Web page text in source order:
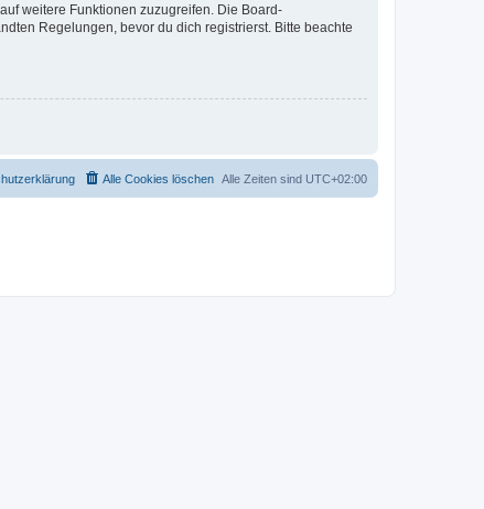
weitere Funktionen zuzugreifen. Die Board-
Regelungen, bevor du dich registrierst. Bitte beachte
Alle Zeiten sind UTC+02:00
Alle Cookies löschen